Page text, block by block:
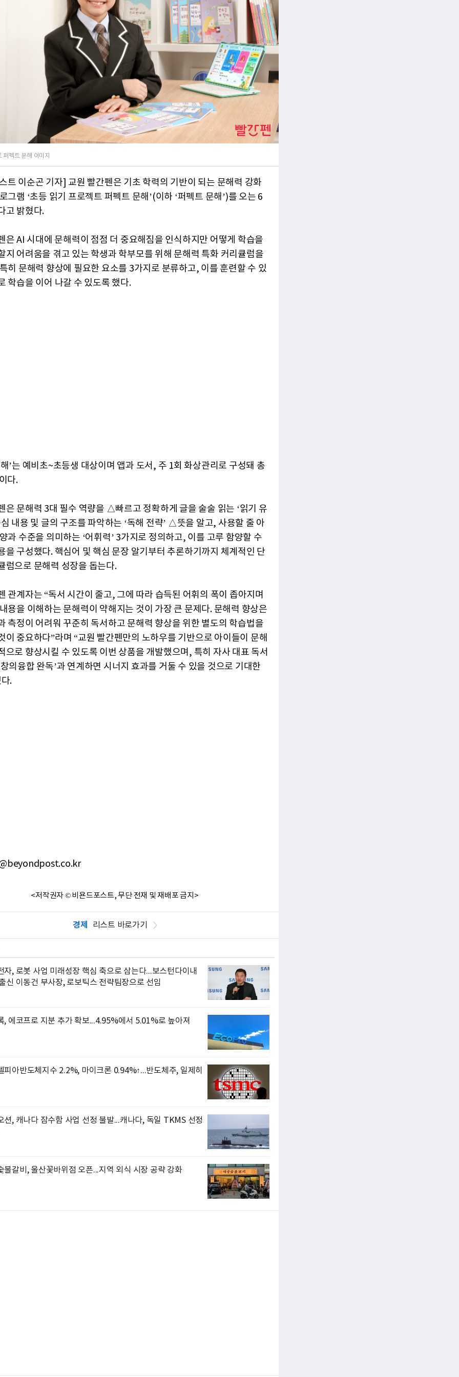
퍼펙트 문해 이미지
트 이순곤 기자] 교원 빨간펜은 기초 학력의 기반이 되는 문해력 강화
그램 ‘초등 읽기 프로젝트 퍼펙트 문해’(이하 ‘퍼펙트 문해’)를 오는 6
고 밝혔다.
은 AI 시대에 문해력이 점점 더 중요해짐을 인식하지만 어떻게 학습을
지 어려움을 겪고 있는 학생과 학부모를 위해 문해력 특화 커리큘럼을
히 문해력 향상에 필요한 요소를 3가지로 분류하고, 이를 훈련할 수 있
학습을 이어 나갈 수 있도록 했다.
’는 예비초~초등생 대상이며 앱과 도서, 주 1회 화상관리로 구성돼 총
다.
은 문해력 3대 필수 역량을 △빠르고 정확하게 글을 술술 읽는 ‘읽기 유
내용 및 글의 구조를 파악하는 ‘독해 전략’ △뜻을 알고, 사용할 줄 아
과 수준을 의미하는 ‘어휘력’ 3가지로 정의하고, 이를 고루 함양할 수
을 구성했다. 핵심어 및 핵심 문장 알기부터 추론하기까지 체계적인 단
럼으로 문해력 성장을 돕는다.
관계자는 “독서 시간이 줄고, 그에 따라 습득된 어휘의 폭이 좁아지며
용을 이해하는 문해력이 약해지는 것이 가장 큰 문제다. 문해력 향상은
측정이 어려워 꾸준히 독서하고 문해력 향상을 위한 별도의 학습법을
이 중요하다”라며 “교원 빨간펜만의 노하우를 기반으로 아이들이 문해
으로 향상시킬 수 있도록 이번 상품을 개발했으며, 특히 자사 대표 독서
의융합 완독’과 연계하면 시너지 효과를 거둘 수 있을 것으로 기대한
.
<저작권자 © 비욘드포스트, 무단 전재 및 재배포 금지>
경제 리스트 바로가기
자, 로봇 사업 미래성장 핵심 축으로 삼는다...보스턴다이내
신 이동건 부사장, 로보틱스 전략팀장으로 선임
, 에코프로 지분 추가 확보...4.95%에서 5.01%로 높아져
피아반도체지수 2.2%, 마이크론 0.94%↑...반도체주, 일제히
션, 캐나다 잠수함 사업 선정 불발...캐나다, 독일 TKMS 선정
불갈비, 울산꽃바위점 오픈...지역 외식 시장 공략 강화